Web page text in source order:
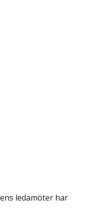
ledamöter har